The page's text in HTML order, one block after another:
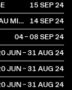
15 SEP2024
UN ÉTRANGER AU VILLAGE : LE RACISME AU MIROIR DE JAMES BALDWIN
14 SEP2024
04 – 08 SEP2024
JUN – 31 AUG2024
JUN – 31 AUG2024
JUN – 31 AUG2024